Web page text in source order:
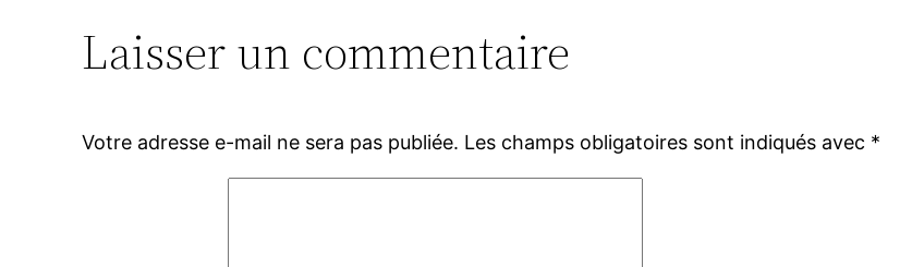
Laisser un commentaire
Votre adresse e-mail ne sera pas publiée. Les champs obligatoires sont indiqués avec *